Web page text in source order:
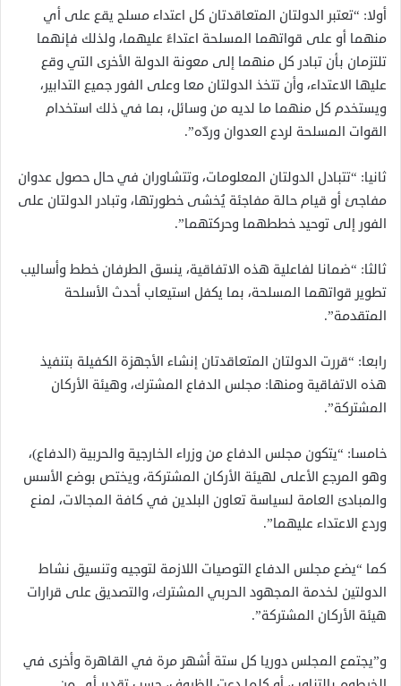
أولا: “تعتبر الدولتان المتعاقدتان كل اعتداء مسلح يقع على أي
منهما أو على قواتهما المسلحة اعتداءً عليهما، ولذلك فإنهما
تلتزمان بأن تبادر كل منهما إلى معونة الدولة الأخرى التي وقع
عليها الاعتداء، وأن تتخذ الدولتان معا وعلى الفور جميع التدابير،
ويستخدم كل منهما ما لديه من وسائل، بما في ذلك استخدام
القوات المسلحة لردع العدوان وردّه”.
ثانيا: “تتبادل الدولتان المعلومات، وتتشاوران في حال حصول عدوان
مفاجئ أو قيام حالة مفاجئة يُخشى خطورتها، وتبادر الدولتان على
الفور إلى توحيد خططهما وحركتهما”.
ثالثا: “ضمانا لفاعلية هذه الاتفاقية، ينسق الطرفان خطط وأساليب
تطوير قواتهما المسلحة، بما يكفل استيعاب أحدث الأسلحة
المتقدمة”.
رابعا: “قررت الدولتان المتعاقدتان إنشاء الأجهزة الكفيلة بتنفيذ
هذه الاتفاقية ومنها: مجلس الدفاع المشترك، وهيئة الأركان
المشتركة”.
خامسا: “يتكون مجلس الدفاع من وزراء الخارجية والحربية (الدفاع)،
وهو المرجع الأعلى لهيئة الأركان المشتركة، ويختص بوضع الأسس
والمبادئ العامة لسياسة تعاون البلدين في كافة المجالات، لمنع
وردع الاعتداء عليهما”.
كما “يضع مجلس الدفاع التوصيات اللازمة لتوجيه وتنسيق نشاط
الدولتين لخدمة المجهود الحربي المشترك، والتصديق على قرارات
هيئة الأركان المشتركة”.
و”يجتمع المجلس دوريا كل ستة أشهر مرة في القاهرة وأخرى في